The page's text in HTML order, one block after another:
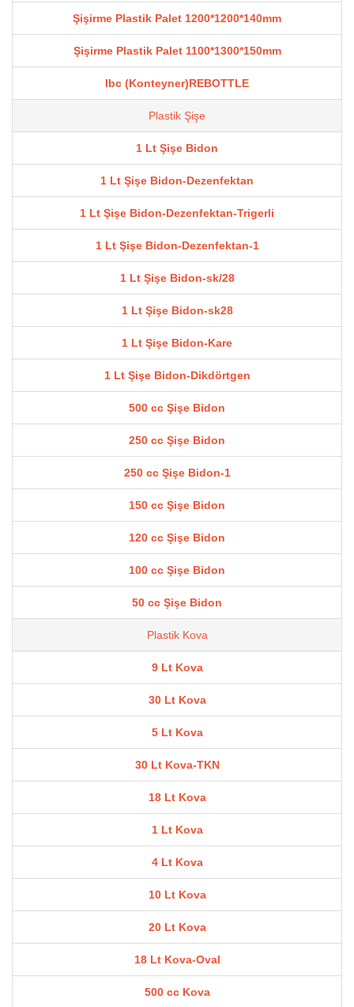
Şişirme Plastik Palet 1200*1200*140mm
Şişirme Plastik Palet 1100*1300*150mm
Ibc (Konteyner)REBOTTLE
Plastik Şişe
1 Lt Şişe Bidon
1 Lt Şişe Bidon-Dezenfektan
1 Lt Şişe Bidon-Dezenfektan-Trigerli
1 Lt Şişe Bidon-Dezenfektan-1
1 Lt Şişe Bidon-sk/28
1 Lt Şişe Bidon-sk28
1 Lt Şişe Bidon-Kare
1 Lt Şişe Bidon-Dikdörtgen
500 cc Şişe Bidon
250 cc Şişe Bidon
250 cc Şişe Bidon-1
150 cc Şişe Bidon
120 cc Şişe Bidon
100 cc Şişe Bidon
50 cc Şişe Bidon
Plastik Kova
9 Lt Kova
30 Lt Kova
5 Lt Kova
30 Lt Kova-TKN
18 Lt Kova
1 Lt Kova
4 Lt Kova
10 Lt Kova
20 Lt Kova
18 Lt Kova-Oval
500 cc Kova